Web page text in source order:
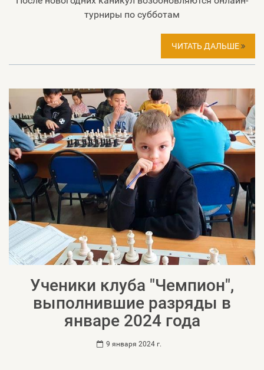
турниры по субботам
ЧИТАТЬ ДАЛЬШЕ
Ученики клуба "Чемпион",
выполнившие разряды в
январе 2024 года
9 января 2024 г.